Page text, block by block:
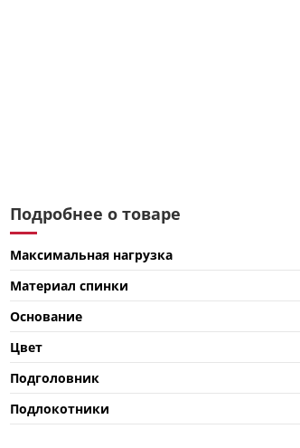
Подробнее о товаре
Максимальная нагрузка
Материал спинки
Основание
Цвет
Подголовник
Подлокотники